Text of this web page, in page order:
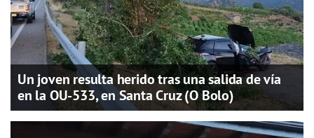
Un joven resulta herido tras una salida de vía
en la OU-533, en Santa Cruz (O Bolo)